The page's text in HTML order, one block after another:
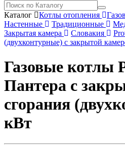
Каталог Котлы отопления
Настенные
Традиционные
Закрытая камера
Словакия
(двухконтурные) с закрытой
Газовые котлы
Пантера с
сгорания
кВт